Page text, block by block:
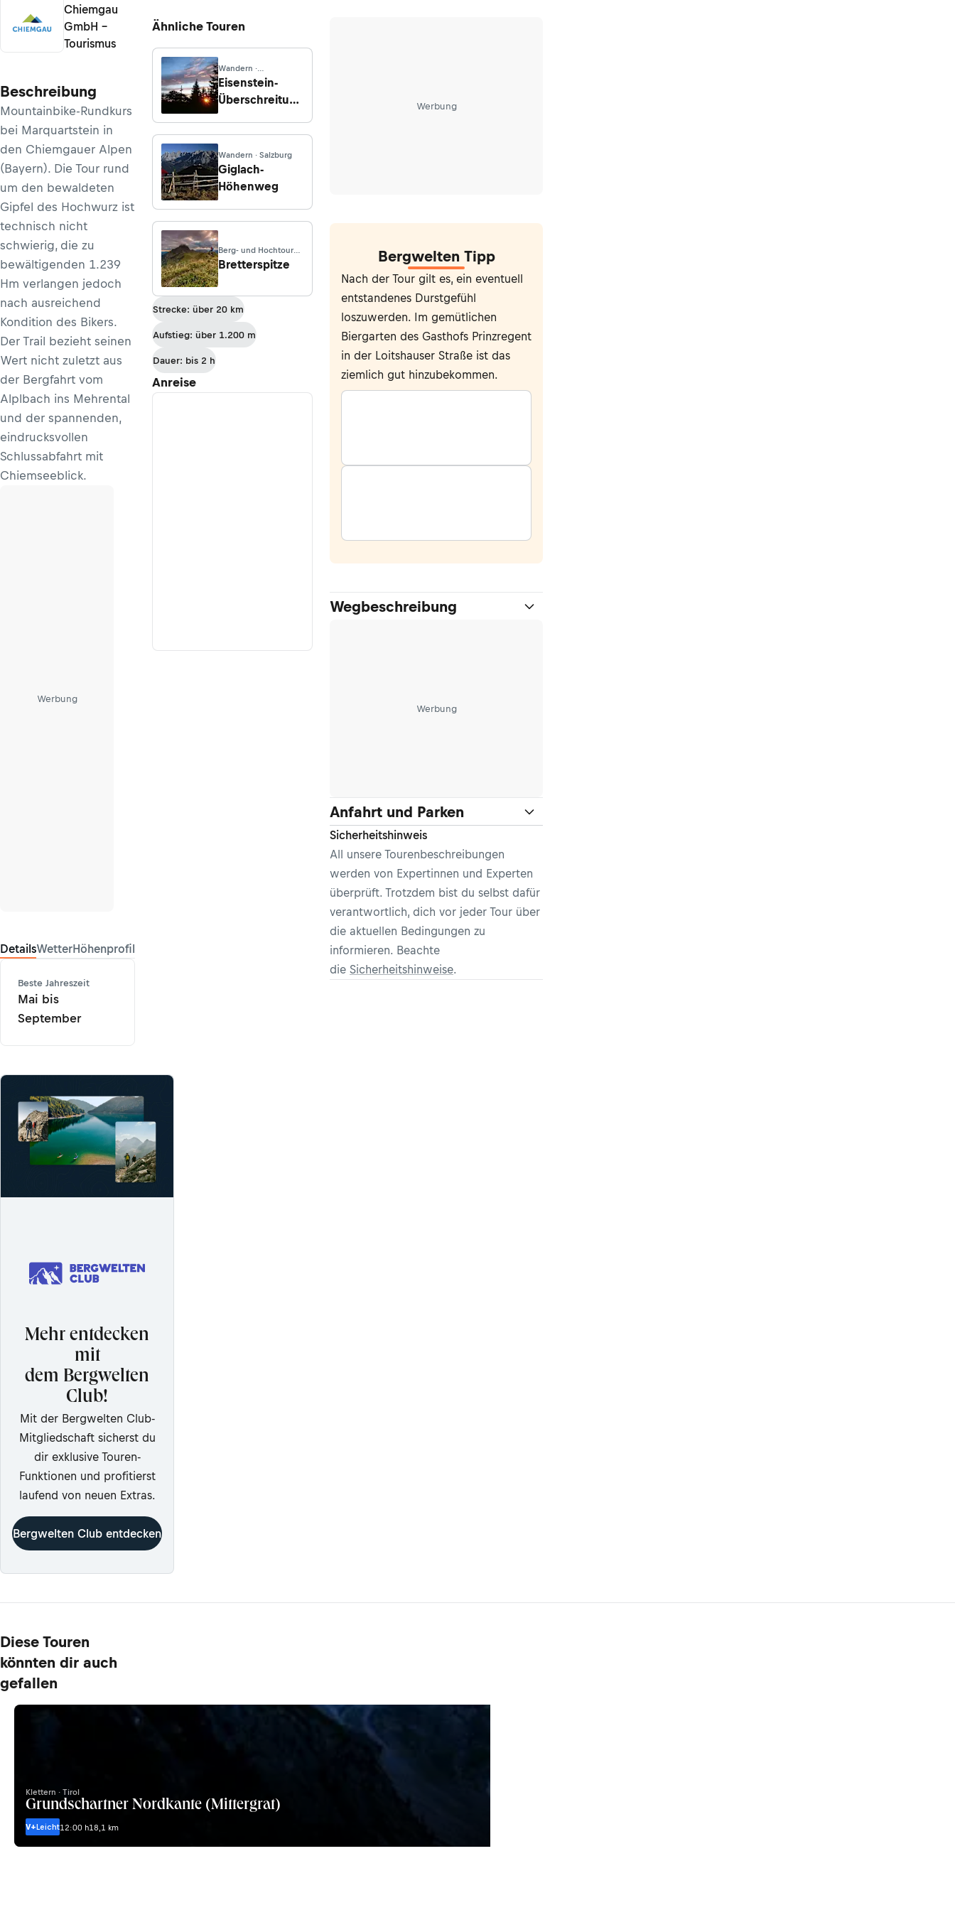
Chiemgau
GmbH –
Tourismus
Beschreibung
Mountainbike-Rundkurs
bei Marquartstein in
den Chiemgauer Alpen
(Bayern). Die Tour rund
um den bewaldeten
Gipfel des Hochwurz ist
technisch nicht
schwierig, die zu
bewältigenden 1.239
Hm verlangen jedoch
nach ausreichend
Kondition des Bikers.
Der Trail bezieht seinen
Wert nicht zuletzt aus
der Bergfahrt vom
Alplbach ins Mehrental
und der spannenden,
eindrucksvollen
Schlussabfahrt mit
Chiemseeblick.
Werbung
DetailsWetterHöhenprofil
Beste Jahreszeit
Mai bis
September
Ähnliche Touren
Wandern ·
Niederösterreich
Eisenstein-
Überschreitung
Schrambach
Wandern · Salzburg
Giglach-
Höhenweg
Berg- und Hochtouren
· Bayern
Bretterspitze
Strecke: über 20 km
Aufstieg: über 1.200 m
Dauer: bis 2 h
Anreise
Werbung
Bergwelten Tipp
Nach der Tour gilt es, ein eventuell
entstandenes Durstgefühl
loszuwerden. Im gemütlichen
Biergarten des Gasthofs Prinzregent
in der Loitshauser Straße ist das
ziemlich gut hinzubekommen.
Wegbeschreibung
Werbung
Anfahrt und Parken
Sicherheitshinweis
All unsere Tourenbeschreibungen
werden von Expertinnen und Experten
überprüft. Trotzdem bist du selbst dafür
verantwortlich, dich vor jeder Tour über
die aktuellen Bedingungen zu
informieren. Beachte
die Sicherheitshinweise.
Mehr entdecken
mit
dem Bergwelten
Club!
Mit der Bergwelten Club-
Mitgliedschaft sicherst du
dir exklusive Touren-
Funktionen und profitierst
laufend von neuen Extras.
Bergwelten Club entdecken
Diese Touren
könnten dir auch
gefallen
Klettern · Tirol
Grundschartner Nordkante (Mittergrat)
V+Leicht12:00 h18,1 km